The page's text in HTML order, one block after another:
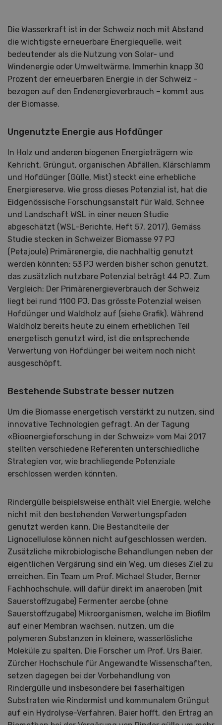
Die Wasserkraft ist in der Schweiz noch mit Abstand
die wichtigste erneuerbare Energiequelle, weit
bedeutender als die Nutzung von Solar- und
Windenergie oder Umweltwärme. Immerhin knapp 30
Prozent der erneuerbaren Energie in der Schweiz –
bezogen auf den Endenergieverbrauch – kommt aus
der Biomasse.
Ungenutzte Energie aus Hofdünger
In Holz und anderen biogenen Energieträgern wie
Kehricht, Grüngut, organischen Abfällen, Klärschlamm
und Hofdünger (Gülle, Mist) steckt eine erhebliche
Energiereserve. Wie gross dieses Potenzial ist, hat die
Eidgenössische Forschungsanstalt für Wald, Schnee
und Landschaft WSL in einer neuen Studie
abgeschätzt (WSL-Berichte, Heft 57, 2017). Gemäss
Studie stecken in Schweizer Biomasse 97 PJ
(Petajoule) Primärenergie, die nachhaltig genutzt
werden könnten; 53 PJ werden bisher schon genutzt,
das zusätzlich nutzbare Potenzial beträgt 44 PJ. Zum
Vergleich: Der Primärenergieverbrauch der Schweiz
liegt bei rund 1100 PJ. Das grösste Potenzial weisen
Hofdünger und Waldholz auf (siehe Grafik). Während
Waldholz bereits heute zu einem erheblichen Teil
energetisch genutzt wird, ist die entsprechende
Verwertung von Hofdünger bei weitem noch nicht
ausgeschöpft.
Bestehende Substrate besser nutzen
Um die Biomasse energetisch verstärkt zu nutzen, sind
innovative Technologien gefragt. An der Tagung
«Bioenergieforschung in der Schweiz» vom Mai 2017
stellten verschiedene Referenten unterschiedliche
Strategien vor, wie brachliegende Potenziale
erschlossen werden könnten.
Rindergülle beispielsweise enthält viel Energie, welche
nicht mit den bestehenden Verwertungspfaden
genutzt werden kann. Die Bestandteile der
Lignocellulose können nicht aufgeschlossen werden.
Zusätzliche mikrobiologische Behandlungen neben der
eigentlichen Vergärung sind ein Weg, um dieses Ziel zu
erreichen. Ein Team um Prof. Michael Studer, Berner
Fachhochschule, will dafür direkt im anaeroben (mit
Sauerstoffzugabe) Fermenter aerobe (ohne
Sauerstoffzugabe) Mikroorganismen, welche im Biofilm
auf einer Membran wachsen, nutzen, um die
polymeren Substanzen in kleinere, wasserlösliche
Moleküle zu spalten. Die Forscher um Prof. Urs Baier,
Zürcher Hochschule für Angewandte Wissenschaften,
setzen dagegen bei der Vorbehandlung von
Rindergülle und insbesondere bei faserhaltigen
Substraten wie Rindermist und kommunalem Grüngut
auf ein Hydrolyse-Verfahren. Baier hofft, den Ertrag an